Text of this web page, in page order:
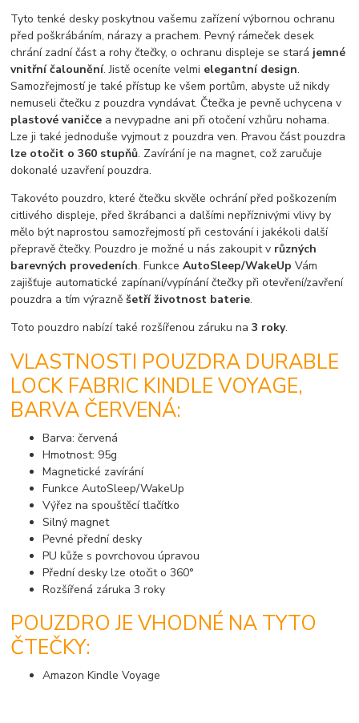
Tyto tenké desky poskytnou vašemu zařízení výbornou ochranu
před poškrábáním, nárazy a prachem. Pevný rámeček desek
chrání zadní část a rohy čtečky, o ochranu displeje se stará jemné
vnitřní čalounění. Jistě oceníte velmi elegantní design.
Samozřejmostí je také přístup ke všem portům, abyste už nikdy
nemuseli čtečku z pouzdra vyndávat. Čtečka je pevně uchycena v
plastové vaničce a nevypadne ani při otočení vzhůru nohama.
Lze ji také jednoduše vyjmout z pouzdra ven. Pravou část pouzdra
lze otočit o 360 stupňů. Zavírání je na magnet, což zaručuje
dokonalé uzavření pouzdra.
Takovéto pouzdro, které čtečku skvěle ochrání před poškozením
citlivého displeje, před škrábanci a dalšími nepříznivými vlivy by
mělo být naprostou samozřejmostí při cestování i jakékoli další
přepravě čtečky. Pouzdro je možné u nás zakoupit v různých
barevných provedeních. FunkceAutoSleep/WakeUp Vám
zajišťuje automatické zapínaní/vypínání čtečky při otevření/zavření
pouzdra a tím výrazněšetří životnost baterie.
Toto pouzdro nabízí také rozšířenou záruku na3 roky.
VLASTNOSTI POUZDRA DURABLE
LOCK FABRIC KINDLE VOYAGE,
BARVA ČERVENÁ:
Barva: červená
Hmotnost: 95g
Magnetické zavírání
Funkce AutoSleep/WakeUp
Výřez na spouštěcí tlačítko
Silný magnet
Pevné přední desky
PU kůže s povrchovou úpravou
Přední desky lze otočit o 360°
Rozšířená záruka 3 roky
POUZDRO JE VHODNÉ NA TYTO
ČTEČKY:
Amazon Kindle Voyage